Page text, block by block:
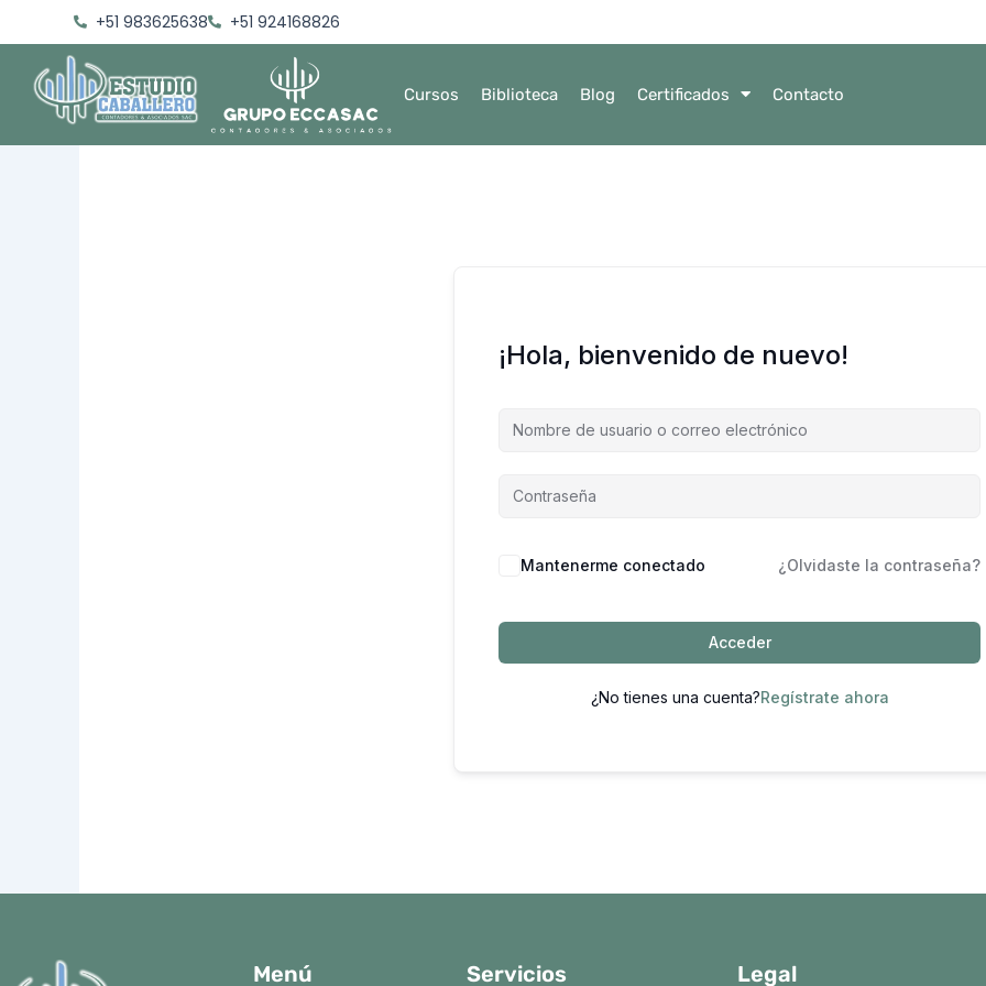
al
contenido
+51 983625638 +51 924168826
Cursos Biblioteca Blog Certificados Contacto
¡Hola, bienvenido de nuevo!
Mantenerme conectado ¿Olvidaste la contraseña?
Acceder
¿No tienes una cuenta?Regístrate ahora
Menú Servicios Legal